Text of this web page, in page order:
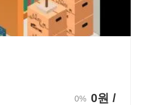
0% 0원 /